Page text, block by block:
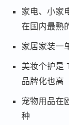
家电、小家
在国内最熟
家居家装一
美妆个护是
品牌化也高
宠物用品在
种